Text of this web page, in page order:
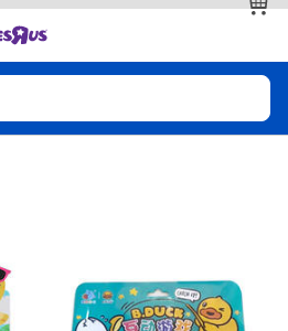
演，射击玩具
车及遥控系列
查看全部